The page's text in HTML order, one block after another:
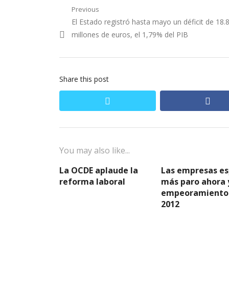
Navegación
de
Previous
Previous
post:
El Estado registró hasta mayo un déficit de
millones de euros, el 1,79% del PIB
Share this post
You may also like...
La OCDE aplaude la
reforma laboral
Las empresas
más paro ahora
2012